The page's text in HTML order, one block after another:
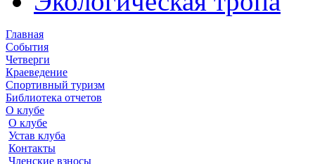
Главная
События
Четверги
Краеведение
Спортивный туризм
Библиотека отчетов
О клубе
О клубе
Устав клуба
Контакты
Членские взносы